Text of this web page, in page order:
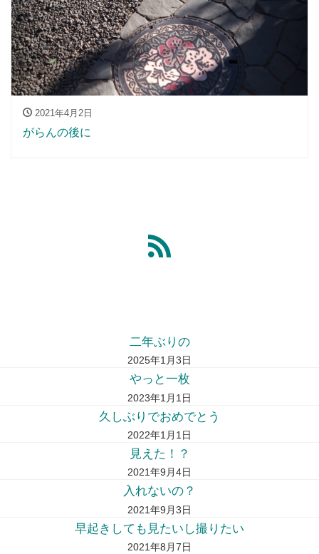
2021年4月2日
がらんの後に
二年ぶりの
2025年1月3日
やっと一枚
2023年1月1日
久しぶりでおめでとう
2022年1月1日
見えた！？
2021年9月4日
入れないの？
2021年9月3日
早起きしても見たいし撮りたい
2021年8月7日